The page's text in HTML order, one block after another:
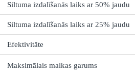
Siltuma izdalīšanās laiks ar 50% jaudu
Siltuma izdalīšanās laiks ar 25% jaudu
Efektivitāte
Maksimālais malkas garums